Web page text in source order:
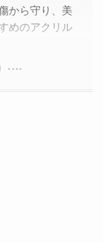
から守り、美
めのアクリル